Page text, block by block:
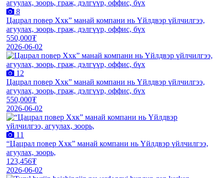
8
Цацрал повер Ххк” манай компани нь Үйлдвэр үйлчилгээ,
агуулах, зоорь, граж, дэлгүүр, оффис, бүх
550,000₮
2026-06-02
12
Цацрал повер Ххк” манай компани нь Үйлдвэр үйлчилгээ,
агуулах, зоорь, граж, дэлгүүр, оффис, бүх
550,000₮
2026-06-02
11
“Цацрал повер Ххк” манай компани нь Үйлдвэр үйлчилгээ,
агуулах, зоорь,
123,456₮
2026-06-02